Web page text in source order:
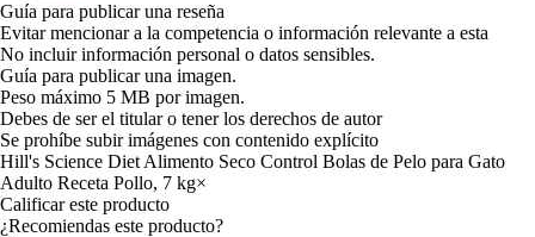
Guía para publicar una reseña
Evitar mencionar a la competencia o información relevante a esta
No incluir información personal o datos sensibles.
Guía para publicar una imagen.
Peso máximo 5 MB por imagen.
Debes de ser el titular o tener los derechos de autor
Se prohíbe subir imágenes con contenido explícito
Hill's Science Diet Alimento Seco Control Bolas de Pelo para Gato
Adulto Receta Pollo, 7 kg×
Calificar este producto
Tu valoración
¿Recomiendas este producto?